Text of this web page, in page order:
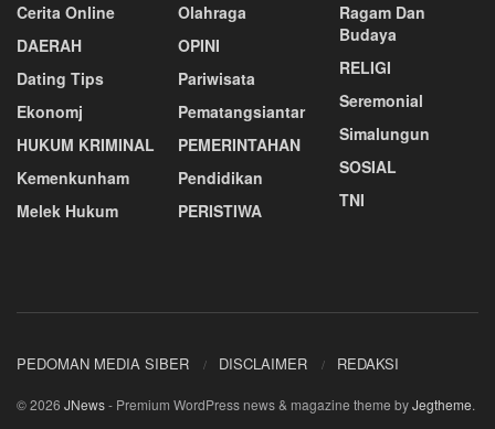
Cerita Online
DAERAH
Dating Tips
Ekonomj
HUKUM KRIMINAL
Kemenkunham
Melek Hukum
Olahraga
OPINI
Pariwisata
Pematangsiantar
PEMERINTAHAN
Pendidikan
PERISTIWA
Ragam Dan
Budaya
RELIGI
Seremonial
Simalungun
SOSIAL
TNI
PEDOMAN MEDIA SIBER DISCLAIMER REDAKSI
© 2026 JNews- Premium WordPress news & magazine theme byJegtheme.